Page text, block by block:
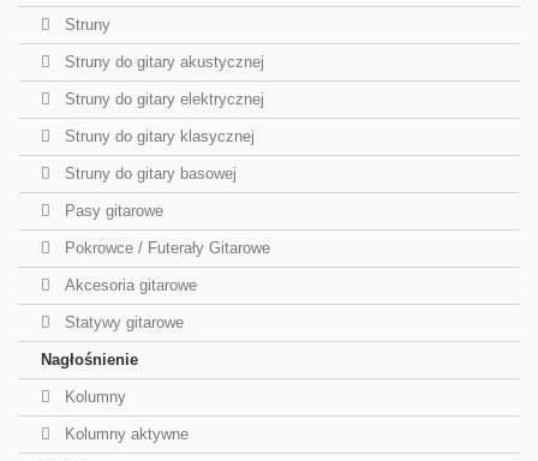
Struny
Struny do gitary akustycznej
Struny do gitary elektrycznej
Struny do gitary klasycznej
Struny do gitary basowej
Pasy gitarowe
Pokrowce / Futerały Gitarowe
Akcesoria gitarowe
Statywy gitarowe
Nagłośnienie
Kolumny
Kolumny aktywne